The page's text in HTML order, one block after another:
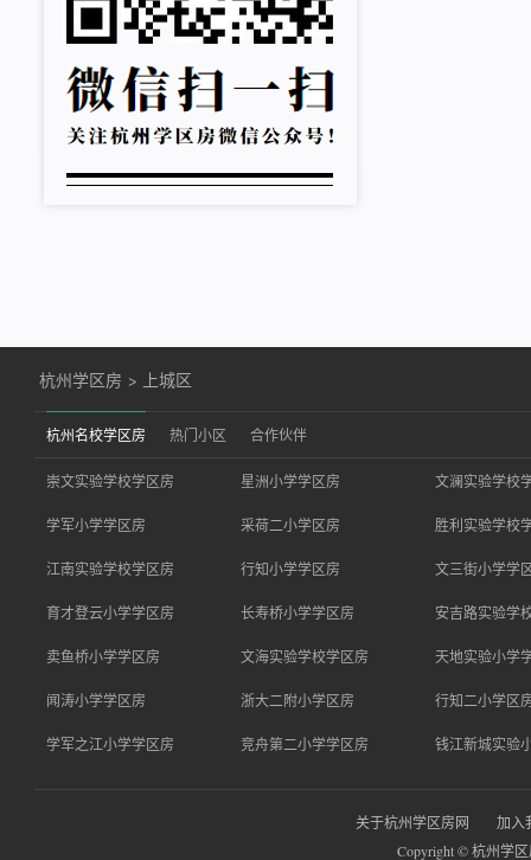
杭州学区房 > 上城区
杭州名校学区房 热门小区 合作伙伴
崇文实验学校学区房 星洲小学学区房 文澜实验学校
学军小学学区房 采荷二小学区房 胜利实验学校
江南实验学校学区房 行知小学学区房 文三街小学学
育才登云小学学区房 长寿桥小学学区房 安吉路实验学
卖鱼桥小学学区房 文海实验学校学区房 天地实验小学
闻涛小学学区房 浙大二附小学区房 行知二小学区
学军之江小学学区房 竞舟第二小学学区房 钱江新城实验
关于杭州学区房网
加入
Copyright © 杭州学